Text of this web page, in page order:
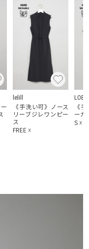
lelill
《手洗い可》ノース
リーブジレワンピー
ス
FREE ☓
《
ーカ
S ☓